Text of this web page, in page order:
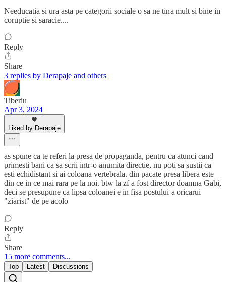
Needucatia si ura asta pe categorii sociale o sa ne tina mult si bine in
coruptie si saracie....
Reply
Share
3 replies by Derapaje and others
Tiberiu
Apr 3, 2024
Liked by Derapaje
as spune ca te referi la presa de propaganda, pentru ca atunci cand
primesti bani ca sa scrii intr-o anumita directie, nu poti sa sustii ca
esti echidistant si ai coloana vertebrala. din pacate presa libera este
din ce in ce mai rara pe la noi. btw la zf a fost director doamna Gabi,
deci se presupune ca lipsa coloanei e in fisa postului a oricarui
"ziarist" de pe acolo
Reply
Share
15 more comments...
Top Latest Discussions